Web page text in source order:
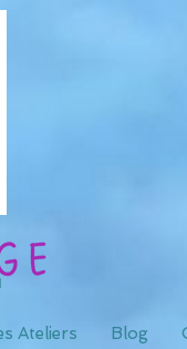
Ateliers Blog